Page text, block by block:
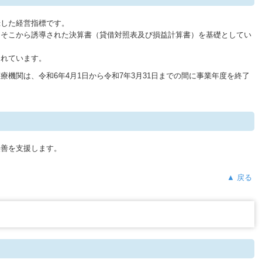
た経営指標です。
こから誘導された決算書（貸借対照表及び損益計算書）を基礎としてい
ています。
機関は、令和6年4月1日から令和7年3月31日までの間に事業年度を終了
を支援します。
▲ 戻る